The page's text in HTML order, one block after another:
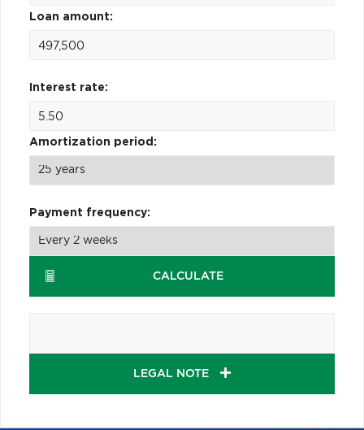
Loan amount:
Interest rate:
Amortization period:
Payment frequency:
CALCULATE
LEGAL NOTE